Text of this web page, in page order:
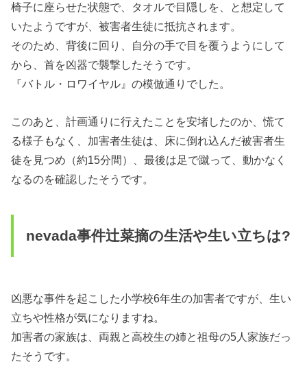
椅子に座らせた状態で、タオルで目隠しを、と想定して
いたようですが、被害者生徒に抵抗されます。
そのため、背後に回り、自分の手で目を覆うようにして
から、首を凶器で襲撃したそうです。
『バトル・ロワイヤル』の模倣通りでした。
このあと、計画通りに行えたことを安堵したのか、慌て
る様子もなく、加害者生徒は、床に倒れ込んだ被害者生
徒を見つめ（約15分間）、最後は足で蹴って、動かなく
なるのを確認したそうです。
nevada事件辻菜摘の生活や生い立ちは?
凶悪な事件を起こした小学校6年生の加害者ですが、生い
立ちや性格が気になりますね。
加害者の家族は、両親と高校生の姉と祖母の5人家族だっ
たそうです。